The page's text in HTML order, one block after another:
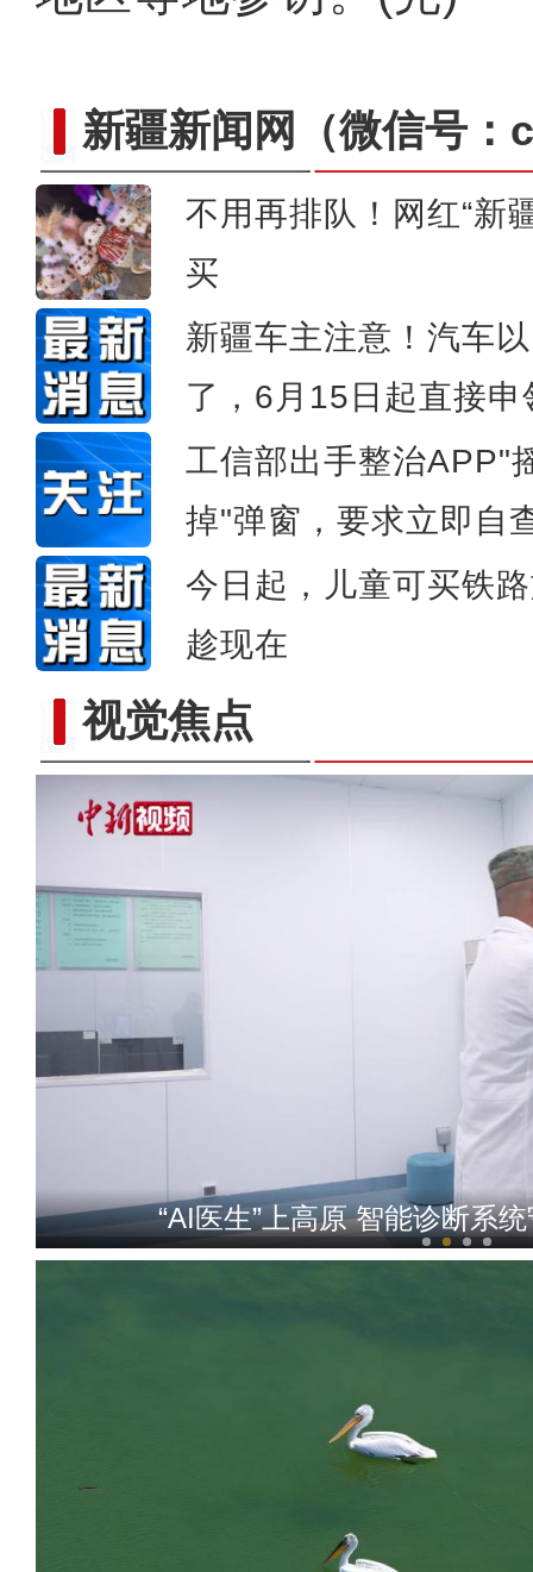
新疆新闻网 （微信号
不用再排队！网红“新
买
新疆车主注意！汽车
了，6月15日起直接申
工信部出手整治APP"
掉"弹窗，要求立即自
今日起，儿童可买铁
趁现在
视觉焦点
2026年环阿尔泰次区域国际
新疆乌恰：绵羊掉进下水道，
“AI医生”上高原 智能诊断系